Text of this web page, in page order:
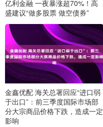
亿利金融 一夜暴涨超70%！高
盛建议“做多股票 做空债券”
金鑫优配 海关总署回应“进口弱
于出口”：前三季度国际市场部
分大宗商品价格下跌，造成一定
影响